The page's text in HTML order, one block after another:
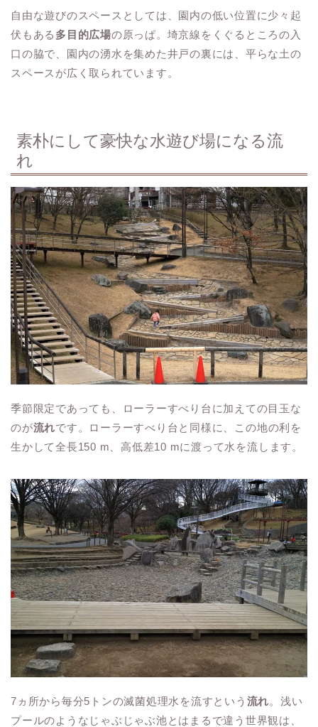
自由な遊びのスペースとしては、園内の低い位置に少々起
伏もある 多目的広場の原っぱ。埼京線をくぐるところの入
口の脇で、園内の湧水を集めた井戸の裏には、平らな土の
スペースが広く取られています。
素朴にして豪快な水遊び場になる流
れ
季節限定であっても、ローラーすべり台に加えての目玉な
のが流れです。ローラーすべり台と同様に、この地の利を
生かして全長150 m、高低差10 mに渡って水を流します。
7ヵ所から毎分5トンの滅菌処理水を流すという 流れ。浅い
プールのようなじゃぶじゃぶ池とはまるで違う世界観は、